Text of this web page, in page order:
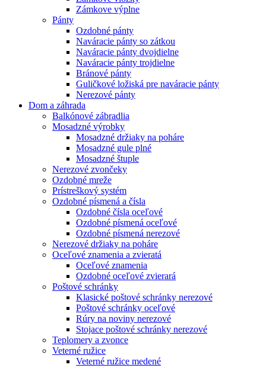
Zámkove výplne
Pánty
Ozdobné pánty
Naváracie pánty so zátkou
Naváracie pánty dvojdielne
Naváracie pánty trojdielne
Bránové pánty
Guličkové ložiská pre naváracie pánty
Nerezové pánty
Dom a záhrada
Balkónové zábradlia
Mosadzné výrobky
Mosadzné držiaky na poháre
Mosadzné gule plné
Mosadzné štuple
Nerezové zvončeky
Ozdobné mreže
Prístreškový systém
Ozdobné písmená a čísla
Ozdobné čísla oceľové
Ozdobné písmená oceľové
Ozdobné písmená nerezové
Nerezové držiaky na poháre
Oceľové znamenia a zvieratá
Oceľové znamenia
Ozdobné oceľové zvierará
Poštové schránky
Klasické poštové schránky nerezové
Poštové schránky oceľové
Rúry na noviny nerezové
Stojace poštové schránky nerezové
Teplomery a zvonce
Veterné ružice
Veterné ružice medené